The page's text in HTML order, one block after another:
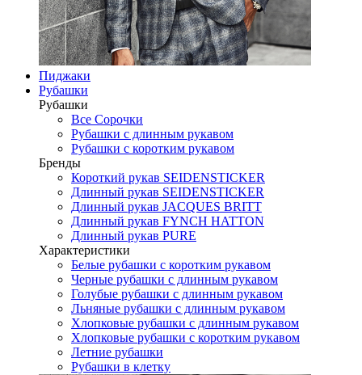
Пиджаки
Рубашки
Рубашки
Все Сорочки
Рубашки с длинным рукавом
Рубашки с коротким рукавом
Бренды
Короткий рукав SEIDENSTICKER
Длинный рукав SEIDENSTICKER
Длинный рукав JAСQUES BRITT
Длинный рукав FYNCH HATTON
Длинный рукав PURE
Характеристики
Белые рубашки с коротким рукавом
Черные рубашки с длинным рукавом
Голубые рубашки с длинным рукавом
Льняные рубашки с длинным рукавом
Хлопковые рубашки с длинным рукавом
Хлопковые рубашки с коротким рукавом
Летние рубашки
Рубашки в клетку